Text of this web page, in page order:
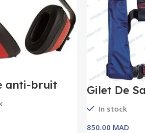
anti-bruit
– MAX 200 Gilet De
In stock
MAD